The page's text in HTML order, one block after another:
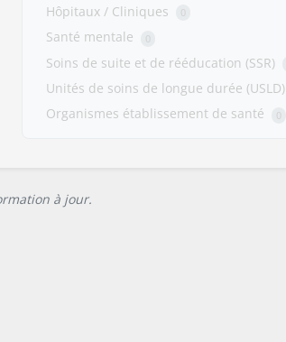
Hôpitaux / Cliniques 0
Santé mentale 0
Soins de suite et de rééducation (SSR)
Unités de soins de longue durée (USLD)
Organismes établissement de santé 0
à jour.